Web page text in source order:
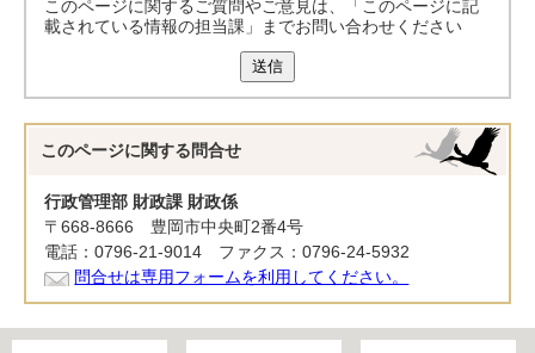
このページに関するご質問やご意見は、「このページに記
載されている情報の担当課」までお問い合わせください
送信
このページに関する 問合せ
行政管理部 財政課 財政係
〒668-8666 豊岡市中央町2番4号
電話：0796-21-9014 ファクス：0796-24-5932
問合せは専用フォームを利用してください。